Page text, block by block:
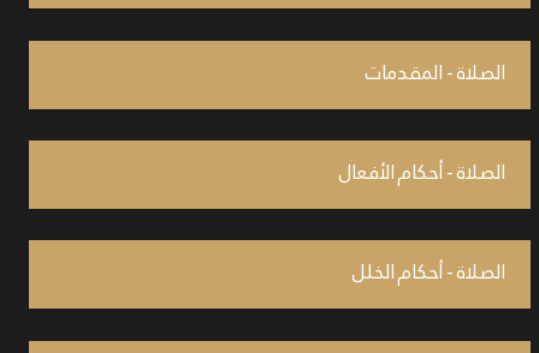
الصلاة - المقدمات
الصلاة - أحكام الأفعال
الصلاة - أحكام الخلل